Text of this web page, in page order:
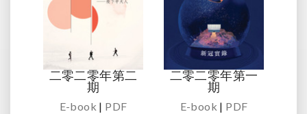
二零二零年第二
期
E-book | PDF
二零二零年第一
期
E-book | PDF